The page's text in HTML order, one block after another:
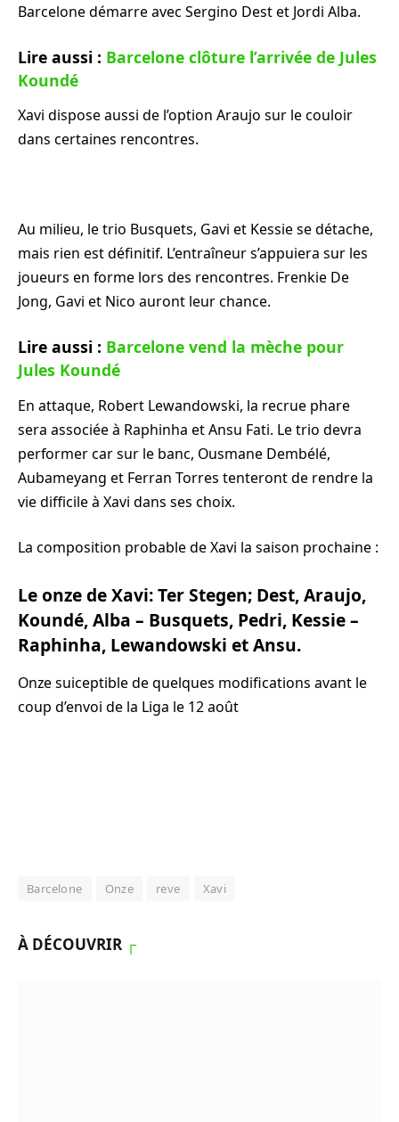
Barcelone démarre avec Sergino Dest et Jordi Alba.
Lire aussi : Barcelone clôture l’arrivée de Jules
Koundé
Xavi dispose aussi de l’option Araujo sur le couloir
dans certaines rencontres.
Au milieu, le trio Busquets, Gavi et Kessie se détache,
mais rien est définitif. L’entraîneur s’appuiera sur les
joueurs en forme lors des rencontres. Frenkie De
Jong, Gavi et Nico auront leur chance.
Lire aussi : Barcelone vend la mèche pour
Jules Koundé
En attaque, Robert Lewandowski, la recrue phare
sera associée à Raphinha et Ansu Fati. Le trio devra
performer car sur le banc, Ousmane Dembélé,
Aubameyang et Ferran Torres tenteront de rendre la
vie difficile à Xavi dans ses choix.
La composition probable de Xavi la saison prochaine :
Le onze de Xavi: Ter Stegen; Dest, Araujo,
Koundé, Alba – Busquets, Pedri, Kessie –
Raphinha, Lewandowski et Ansu.
Onze suiceptible de quelques modifications avant le
coup d’envoi de la Liga le 12 août
Barcelone Onze reve Xavi
À DÉCOUVRIR ┌